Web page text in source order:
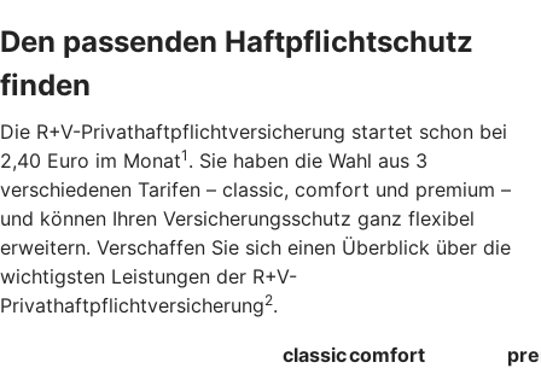
Den passenden Haftpflichtschutz
finden
Die R+V-Privathaftpflichtversicherung startet schon bei
2,40 Euro im Monat1 . Sie haben die Wahl aus 3
verschiedenen Tarifen – classic, comfort und premium –
und können Ihren Versicherungsschutz ganz flexibel
erweitern. Verschaffen Sie sich einen Überblick über die
wichtigsten Leistungen der R+V-
Privathaftpflichtversicherung2.
classiccomfort